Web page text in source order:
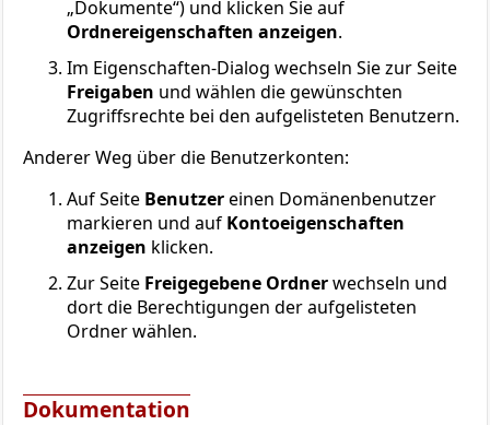
„Dokumente“) und klicken Sie auf
Ordnereigenschaften anzeigen.
Im Eigenschaften-Dialog wechseln Sie zur Seite
Freigaben und wählen die gewünschten
Zugriffsrechte bei den aufgelisteten Benutzern.
Anderer Weg über die Benutzerkonten:
Auf Seite Benutzereinen Domänenbenutzer
markieren und auf Kontoeigenschaften
anzeigen klicken.
Zur Seite Freigegebene Ordnerwechseln und
dort die Berechtigungen der aufgelisteten
Ordner wählen.
Dokumentation